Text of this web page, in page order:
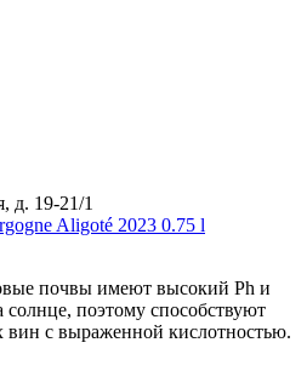
д. 19-21/1
почвы имеют высокий Ph и
солнце, поэтому способствуют
вин с выраженной кислотностью.